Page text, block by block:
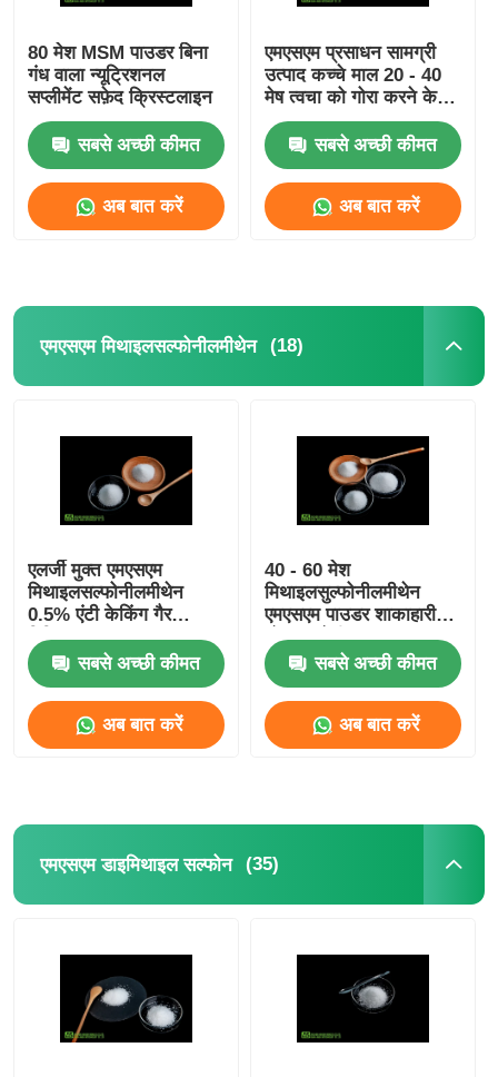
80 मेश MSM पाउडर बिना
गंध वाला न्यूट्रिशनल
सप्लीमेंट सफ़ेद क्रिस्टलाइन
सबसे अच्छी कीमत
अब बात करें
एमएसएम प्रसाधन सामग्री
उत्पाद कच्चे माल 20 - 40
मेष त्वचा को गोरा करने के
लिए
सबसे अच्छी कीमत
अब बात करें
एमएसएम मिथाइलसल्फोनीलमीथेन (18)
एलर्जी मुक्त एमएसएम
मिथाइलसल्फोनीलमीथेन
0.5% एंटी केकिंग गैर
विकिरण
सबसे अच्छी कीमत
अब बात करें
40 - 60 मेश
मिथाइलसुल्फोनीलमीथेन
एमएसएम पाउडर शाकाहारी
भोजन श्रेणी
सबसे अच्छी कीमत
अब बात करें
एमएसएम डाइमिथाइल सल्फोन (35)